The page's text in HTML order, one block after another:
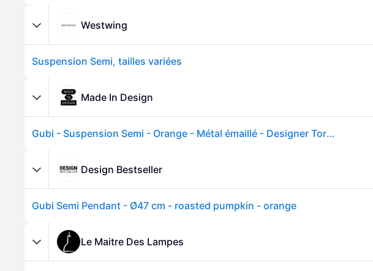
Westwing
Suspension Semi, tailles variées
Made In Design
Gubi - Suspension Semi - Orange - Métal émaillé - Designer Torsten Thorup
Design Bestseller
Gubi Semi Pendant - Ø47 cm - roasted pumpkin - orange
Le Maitre Des Lampes